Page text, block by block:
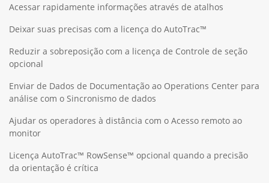
Acessar rapidamente informações através de atalhos
Deixar suas precisas com a licença do AutoTrac™
Reduzir a sobreposição com a licença de Controle de seção
opcional
Enviar de Dados de Documentação ao Operations Center para
análise com o Sincronismo de dados
Ajudar os operadores à distância com o Acesso remoto ao
monitor
Licença AutoTrac™ RowSense™ opcional quando a precisão
da orientação é crítica